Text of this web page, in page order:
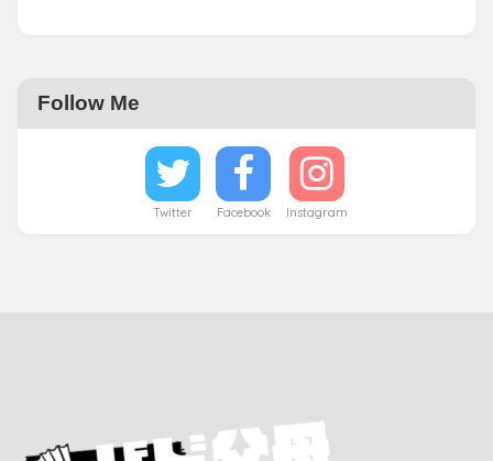
Follow Me
Twitter Facebook Instagram